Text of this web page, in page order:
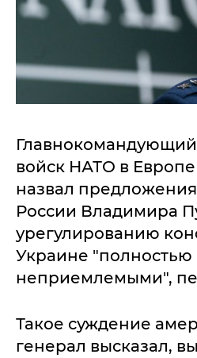
войск НАТО в
назвал
России Владимира
урегулированию
Украине "полностью
неприемлемыми",
Такое суждение
генерал высказал,